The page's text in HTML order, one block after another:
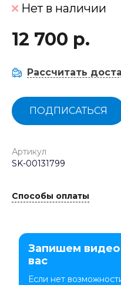
Нет в наличии
12 700 р.
Рассчитать
ПОДПИСАТЬСЯ
Артикул
SK-00131799
Способы оплаты
Запишем видео
вас
Если нет